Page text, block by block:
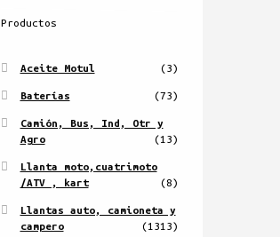
Productos
Aceite Motul (3)
Baterías (73)
Camión, Bus, Ind, Otr y
Agro
(13)
Llanta moto,cuatrimoto
/ATV , kart
(8)
Llantas auto, camioneta y
campero
(1313)